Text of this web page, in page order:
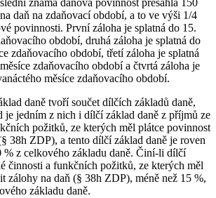
známá daňová povinnost přesáhla 150
daň na zdaňovací období, a to ve výši 1/4
povinnosti. První záloha je splatná do 15.
období, druhá záloha je splatná do
zdaňovacího období, třetí záloha je splatná
zdaňovacího období a čtvrtá záloha je
měsíce zdaňovacího období.
daně tvoří součet dílčích základů daně,
je jedním z nich i dílčí základ daně z příjmů ze
požitků, ze kterých měl plátce povinnost
38h ZDP), a tento dílčí základ daně je roven
% z celkového základu daně. Činí-li dílčí
činnosti a funkčních požitků, ze kterých měl
zálohy na daň (§ 38h ZDP), méně než 15 %,
základu daně.